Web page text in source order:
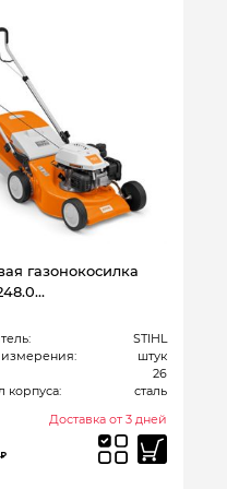
газонокосилка
STIHL
штук
26
корпуса:
сталь
Доставка от 3 дней
₽